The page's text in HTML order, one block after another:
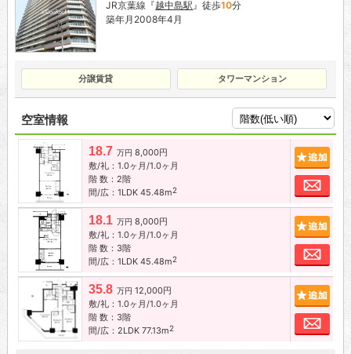
JR京葉線『越中島駅』徒歩10分
築年月2008年4月
分譲賃貸 タワーマンション
空室情報
18.7 万円 8,000円
敷/礼：1.0ヶ月/1.0ヶ月
階 数：2階
間/広：1LDK 45.48m2
お
18.1 万円 8,000円
敷/礼：1.0ヶ月/1.0ヶ月
階 数：3階
間/広：1LDK 45.48m2
お
35.8 万円 12,000円
敷/礼：1.0ヶ月/1.0ヶ月
階 数：3階
間/広：2LDK 77.13m2
お